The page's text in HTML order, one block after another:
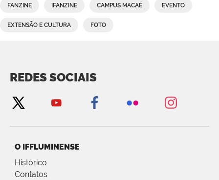
FANZINE IFANZINE CAMPUS MACAÉ EVENTO
EXTENSÃO E CULTURA FOTO
REDES SOCIAIS
O IFFLUMINENSE
Histórico
Contatos